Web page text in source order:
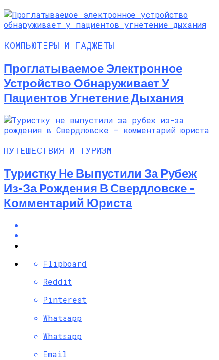
КОМПЬЮТЕРЫ И ГАДЖЕТЫ
Проглатываемое Электронное
Устройство Обнаруживает У
Пациентов Угнетение Дыхания
ПУТЕШЕСТВИЯ И ТУРИЗМ
Туристку Не Выпустили За Рубеж
Из-За Рождения В Свердловске –
Комментарий Юриста
Flipboard
Reddit
Pinterest
Whatsapp
Whatsapp
Email